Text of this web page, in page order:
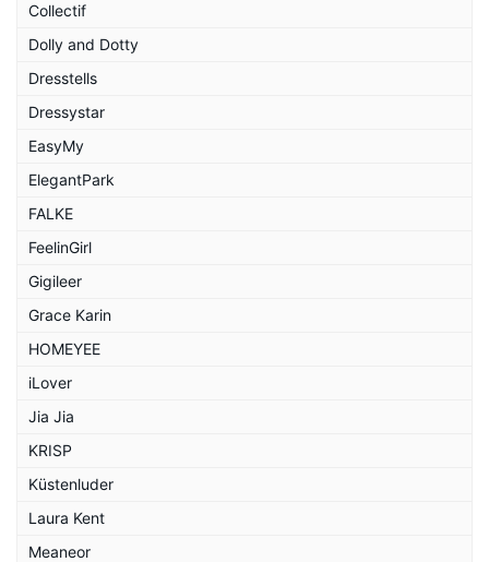
Collectif
Dolly and Dotty
Dresstells
Dressystar
EasyMy
ElegantPark
FALKE
FeelinGirl
Gigileer
Grace Karin
HOMEYEE
iLover
Jia Jia
KRISP
Küstenluder
Laura Kent
Meaneor